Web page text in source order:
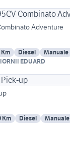
Adventure
Diesel Manuale
EDUARD
Km Diesel Manuale